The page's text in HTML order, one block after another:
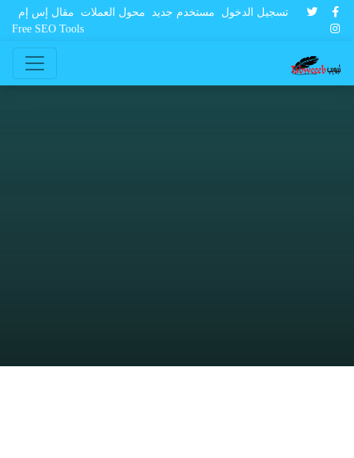
تسجيل الدخول مستخدم جديد محول العملات
مقال إس إم
Free SEO Tools